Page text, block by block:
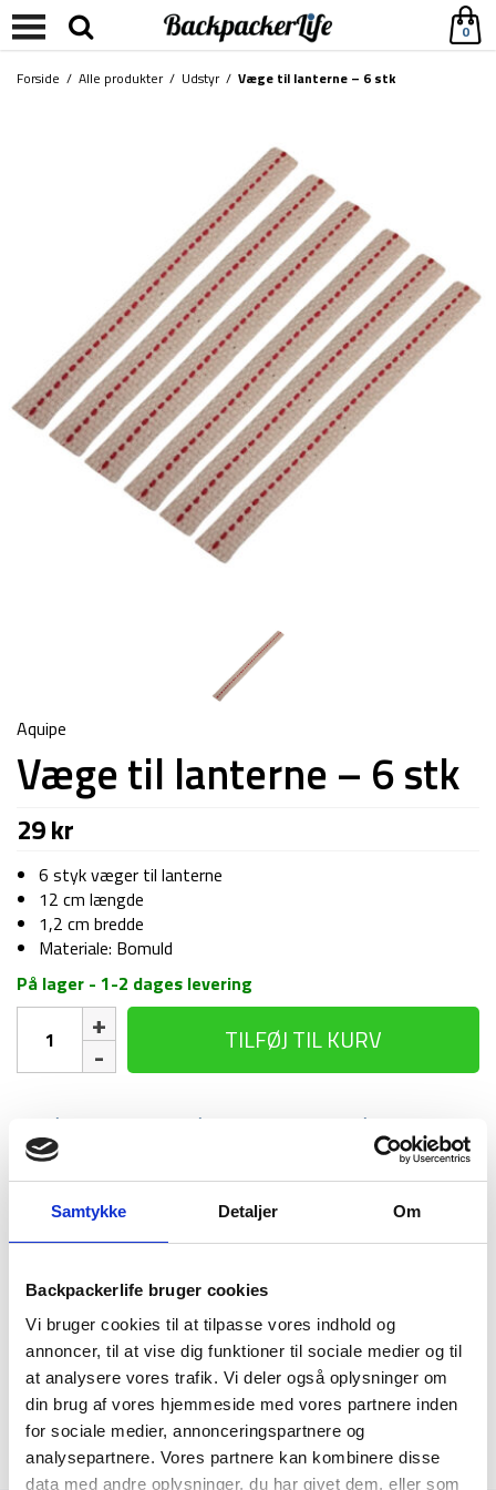
Samtykke Detaljer Om
Backpackerlife bruger cookies
Vi bruger cookies til at tilpasse vores indhold og
annoncer, til at vise dig funktioner til sociale medier og til
at analysere vores trafik. Vi deler også oplysninger om
din brug af vores hjemmeside med vores partnere inden
for sociale medier, annonceringspartnere og
analysepartnere. Vores partnere kan kombinere disse
data med andre oplysninger, du har givet dem, eller som
0
Forside / Alle produkter/ Udstyr/ Væge til lanterne – 6 stk
Aquipe
Væge til lanterne – 6 stk
29kr
6 styk væger til lanterne
12 cm længde
1,2 cm bredde
Materiale: Bomuld
På lager - 1-2 dages levering
lanterne
stk
antal
TILFØJ TIL KURV
returret
BESKRIVELSE BRAND FAQ
6 styk standard væge til en petroleums lanterne, så du kan
bruge din lanterne igen. Vægerne har en længde på 12 cm, en
bredde på 1,2 cm og er lavet i bomuld.